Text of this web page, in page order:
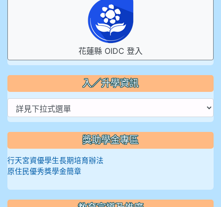
花蓮縣 OIDC 登入
入／升學資訊
獎助學金專區
行天宮資優學生長期培育辦法
原住民優秀獎學金簡章